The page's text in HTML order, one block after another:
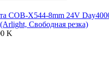
COB-X544-8mm 24V
Свободная резка)
K